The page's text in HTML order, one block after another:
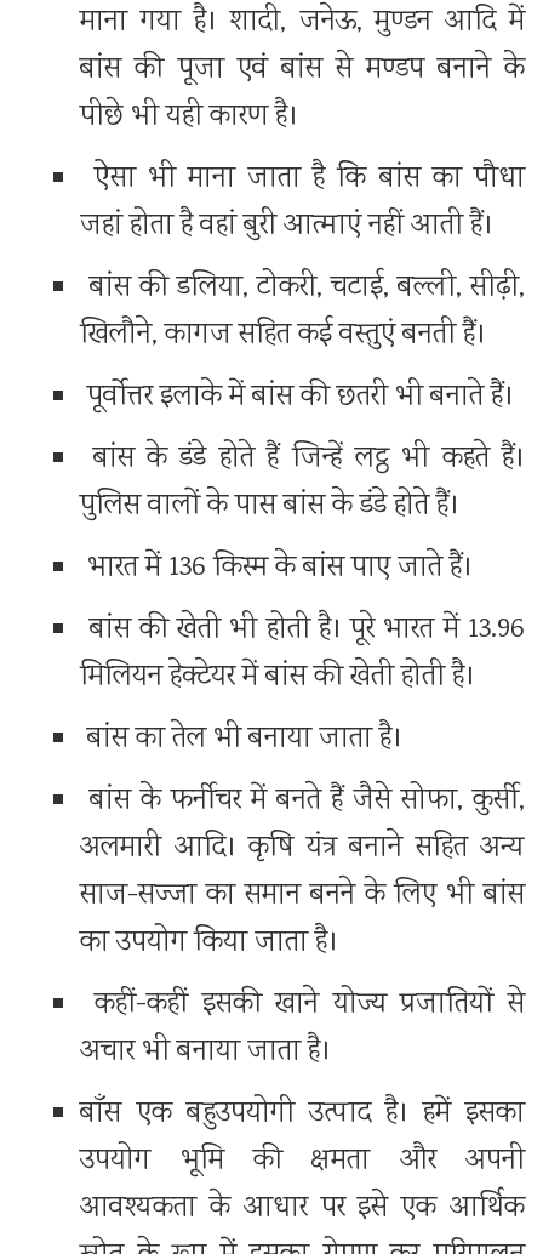
माना गया है। शादी, जनेऊ, मुण्डन आदि में
बांस की पूजा एवं बांस से मण्डप बनाने के
पीछे भी यही कारण है।
ऐसा भी माना जाता है कि बांस का पौधा
जहां होता है वहां बुरी आत्माएं नहीं आती हैं।
बांस की डलिया, टोकरी, चटाई, बल्ली, सीढ़ी,
खिलौने, कागज सहित कई वस्तुएं बनती हैं।
पूर्वोत्तर इलाके में बांस की छतरी भी बनाते हैं।
बांस के डंडे होते हैं जिन्हें लट्ठ भी कहते हैं।
पुलिस वालों के पास बांस के डंडे होते हैं।
भारत में 136 किस्म के बांस पाए जाते हैं।
बांस की खेती भी होती है। पूरे भारत में 13.96
मिलियन हेक्टेयर में बांस की खेती होती है।
बांस का तेल भी बनाया जाता है।
बांस के फर्नीचर में बनते हैं जैसे सोफा, कुर्सी,
अलमारी आदि। कृषि यंत्र बनाने सहित अन्य
साज-सज्जा का समान बनने के लिए भी बांस
का उपयोग किया जाता है।
कहीं-कहीं इसकी खाने योज्य प्रजातियों से
अचार भी बनाया जाता है।
बाँस एक बहुउपयोगी उत्पाद है। हमें इसका
उपयोग भूमि की क्षमता और अपनी
आवश्यकता के आधार पर इसे एक आर्थिक